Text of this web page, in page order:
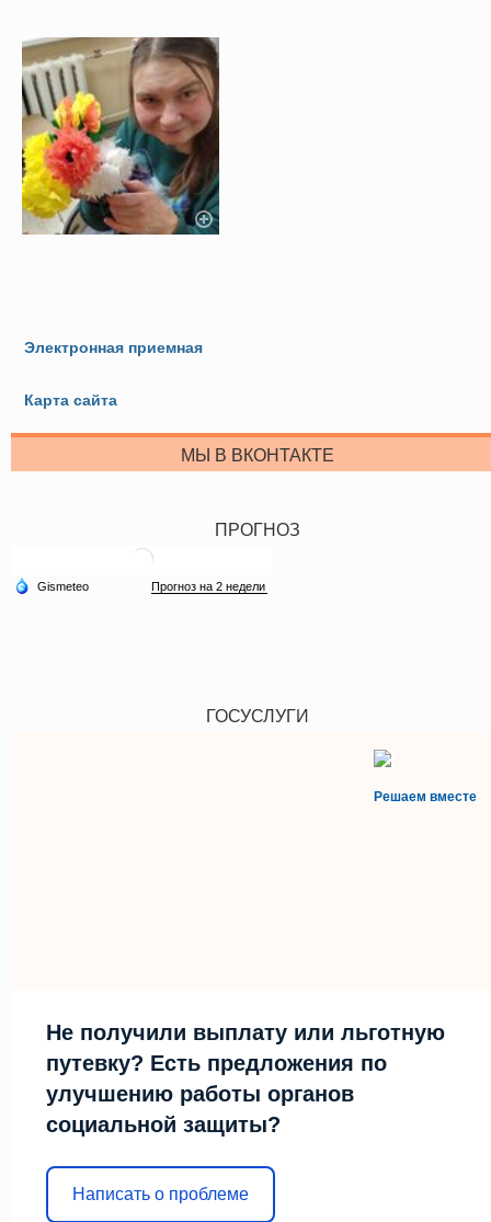
Электронная приемная
Карта сайта
МЫ В ВКОНТАКТЕ
ПРОГНОЗ
ГОСУСЛУГИ
Решаем вместе
Не получили выплату или льготную
путевку? Есть предложения по
улучшению работы органов
социальной защиты?
Написать о проблеме